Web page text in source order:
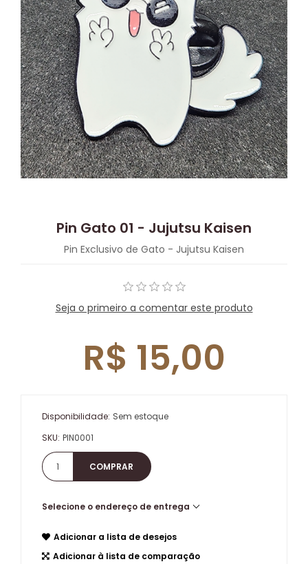
Pin Gato 01 - Jujutsu Kaisen
Pin Exclusivo de Gato - Jujutsu Kaisen
Seja o primeiro a comentar este produto
R$ 15,00
Disponibilidade: Sem estoque
SKU: PIN0001
Selecione o endereço de entrega
Adicionar a lista de desejos
Adicionar à lista de comparação